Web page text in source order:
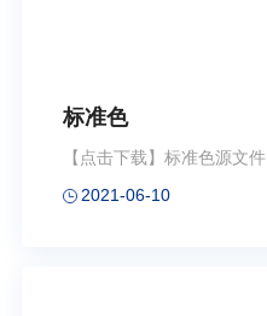
标准色
【点击下载】标准色源文件
2021-06-10